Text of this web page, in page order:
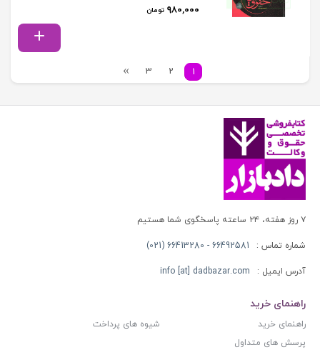
۹۸۰,۰۰۰ تومان
1
2
3
۷ روز هفته، ۲۴ ساعته پاسخگوی شما هستیم
شماره تماس : 66492581 - 66413280 (021)
آدرس ایمیل : info [at] dadbazar.com
راهنمای خرید
راهنمای خرید
شیوه های پرداخت
پرسش های متداول